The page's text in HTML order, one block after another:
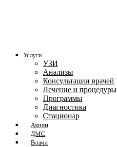
Услуги
УЗИ
Анализы
Консультации врачей
Лечение и процедуры
Программы
Диагностика
Стационар
Акции
ДМС
Врачи